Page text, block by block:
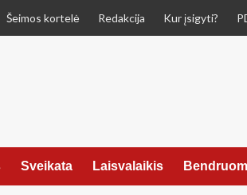
Šeimos kortelė Redakcija Kur įsigyti?
Sveikata Laisvalaikis